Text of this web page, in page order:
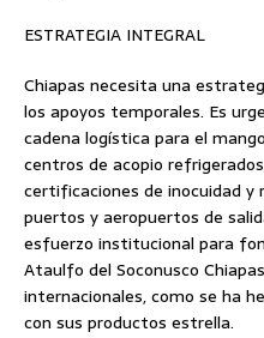
ESTRATEGIA INTEGRAL
Chiapas necesita una
los apoyos temporales. Es
cadena logística para el
centros de acopio
certificaciones de inocuidad
puertos y aeropuertos de
esfuerzo institucional para
Ataulfo del Soconusco
internacionales, como se ha
con sus productos estrella.